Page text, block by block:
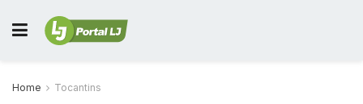
Home Tocantins